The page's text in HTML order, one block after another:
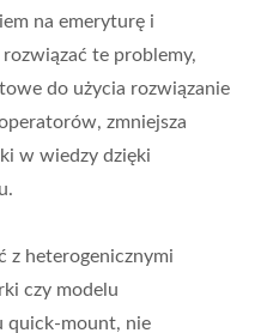
na emeryturę i
te problemy,
do użycia rozwiązanie
zmniejsza
w wiedzy dzięki
z heterogenicznymi
czy modelu
quick-mount, nie